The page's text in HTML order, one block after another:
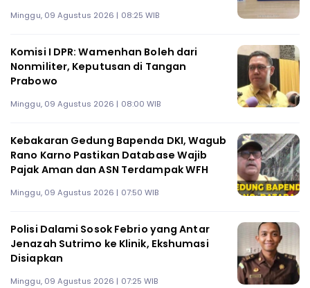
Minggu, 09 Agustus 2026 | 08:25 WIB
Komisi I DPR: Wamenhan Boleh dari
Nonmiliter, Keputusan di Tangan
Prabowo
Minggu, 09 Agustus 2026 | 08:00 WIB
Kebakaran Gedung Bapenda DKI, Wagub
Rano Karno Pastikan Database Wajib
Pajak Aman dan ASN Terdampak WFH
Minggu, 09 Agustus 2026 | 07:50 WIB
Polisi Dalami Sosok Febrio yang Antar
Jenazah Sutrimo ke Klinik, Ekshumasi
Disiapkan
Minggu, 09 Agustus 2026 | 07:25 WIB